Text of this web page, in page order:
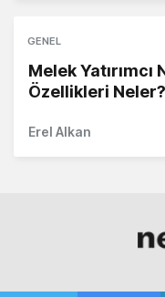
GENEL
Melek Yatırımcı
Özellikleri Neler?
Erel Alkan